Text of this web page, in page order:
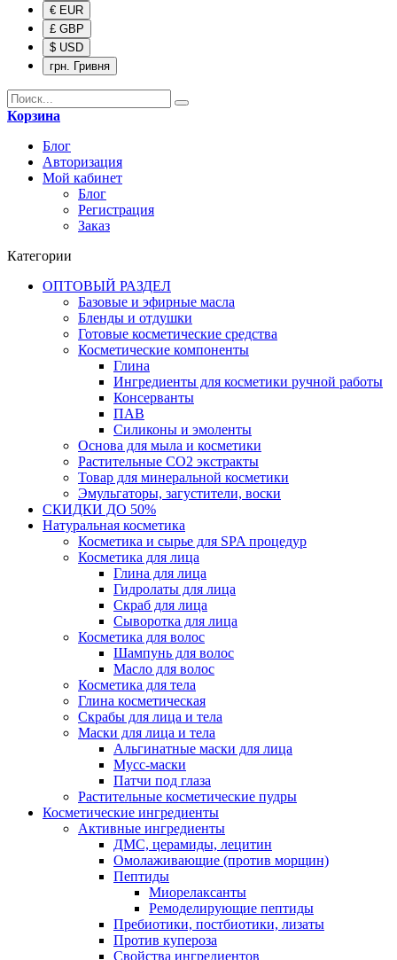
€ EUR
£ GBP
$ USD
грн. Гривня
Корзина
Блог
Авторизация
Мой кабинет
Блог
Регистрация
Заказ
Категории
ОПТОВЫЙ РАЗДЕЛ
Базовые и эфирные масла
Бленды и отдушки
Готовые косметические средства
Косметические компоненты
Глина
Ингредиенты для косметики ручной работы
Консерванты
ПАВ
Силиконы и эмоленты
Основа для мыла и косметики
Растительные СО2 экстракты
Товар для минеральной косметики
Эмульгаторы, загустители, воски
СКИДКИ ДО 50%
Натуральная косметика
Косметика и сырье для SPA процедур
Косметика для лица
Глина для лица
Гидролаты для лица
Скраб для лица
Сыворотка для лица
Косметика для волос
Шампунь для волос
Масло для волос
Косметика для тела
Глина косметическая
Скрабы для лица и тела
Маски для лица и тела
Альгинатные маски для лица
Мусс-маски
Патчи под глаза
Растительные косметические пудры
Косметические ингредиенты
Активные ингредиенты
ДМС, церамиды, лецитин
Омолаживающие (против морщин)
Пептиды
Миорелаксанты
Ремоделирующие пептиды
Пребиотики, постбиотики, лизаты
Против купероза
Свойства ингредиентов